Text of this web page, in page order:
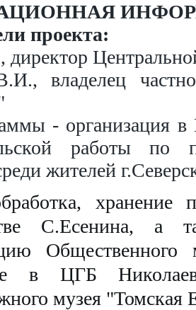
проекта:
владелец
- организация в
работы по
жителей
С.Есенина, а
в ЦГБ
музея "Томская